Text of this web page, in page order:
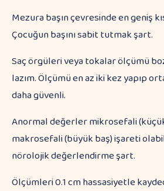
Mezura başın çevresinde en geniş
Çocuğun başını sabit tutmak şart.
Saç örgüleri veya tokalar ölçümü
lazım. Ölçümü en az iki kez yapıp
daha güvenli.
Anormal değerler mikrosefali
makrosefali (büyük baş) işareti
nörolojik değerlendirme şart.
Ölçümleri 0.1 cm hassasiyetle